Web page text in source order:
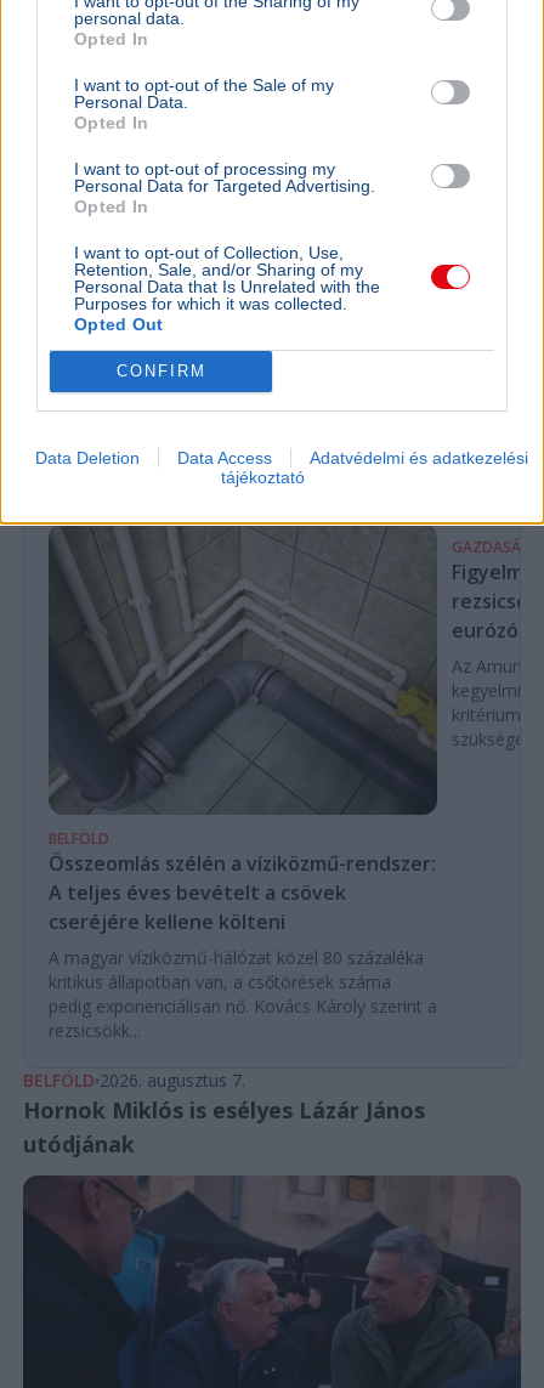
personal data.
Opted In
I want to opt-out of the Sale of my
Personal Data.
Opted In
I want to opt-out of processing my
Personal Data for Targeted Advertising.
Opted In
I want to opt-out of Collection, Use,
Retention, Sale, and/or Sharing of my
Personal Data that Is Unrelated with the
Purposes for which it was collected.
Opted Out
CONFIRM
Data Deletion Data Access
Adatvédelmi és adatkezelési
tájékoztató
Tarr Zoltán Közmédia
Tarr Zoltán szerint zajlik a közmédia átvilágítása, a
végleges vezetőt pedig nyílt, átlátható pályázaton
választják majd ki.Bővebben...
Rezsicsökkentés
BELFÖLD
Összeomlás szélén a víziközmű-rendszer:
A teljes éves bevételt a csövek
cseréjére kellene költeni
A magyar víziközmű-hálózat közel 80 százaléka
kritikus állapotban van, a csőtörések száma
pedig exponenciálisan nő. Kovács Károly szerint a
rezsicsökk...
GAZDASÁG
Az Amundi
kegyelmi
BELFÖLD 2026. augusztus 7.
Hornok Miklós is esélyes Lázár János
utódjának